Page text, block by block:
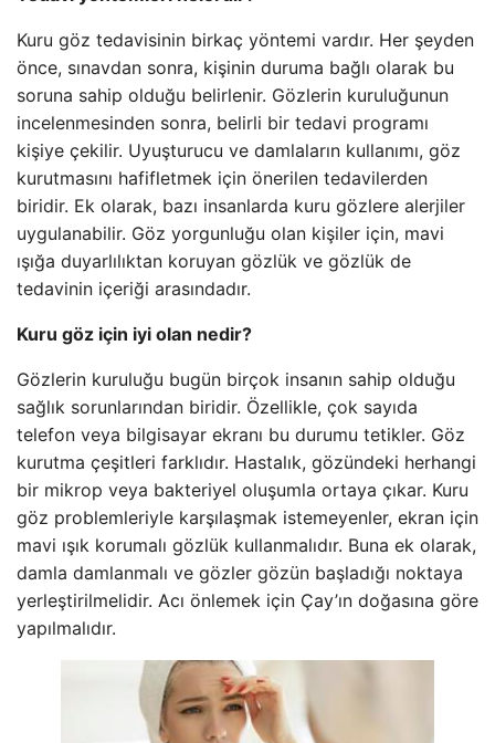
Kuru göz tedavisinin birkaç yöntemi vardır. Her şeyden
önce, sınavdan sonra, kişinin duruma bağlı olarak bu
soruna sahip olduğu belirlenir. Gözlerin kuruluğunun
incelenmesinden sonra, belirli bir tedavi programı
kişiye çekilir. Uyuşturucu ve damlaların kullanımı, göz
kurutmasını hafifletmek için önerilen tedavilerden
biridir. Ek olarak, bazı insanlarda kuru gözlere alerjiler
uygulanabilir. Göz yorgunluğu olan kişiler için, mavi
ışığa duyarlılıktan koruyan gözlük ve gözlük de
tedavinin içeriği arasındadır.
Kuru göz için iyi olan nedir?
Gözlerin kuruluğu bugün birçok insanın sahip olduğu
sağlık sorunlarından biridir. Özellikle, çok sayıda
telefon veya bilgisayar ekranı bu durumu tetikler. Göz
kurutma çeşitleri farklıdır. Hastalık, gözündeki herhangi
bir mikrop veya bakteriyel oluşumla ortaya çıkar. Kuru
göz problemleriyle karşılaşmak istemeyenler, ekran için
mavi ışık korumalı gözlük kullanmalıdır. Buna ek olarak,
damla damlanmalı ve gözler gözün başladığı noktaya
yerleştirilmelidir. Acı önlemek için Çay’ın doğasına göre
yapılmalıdır.